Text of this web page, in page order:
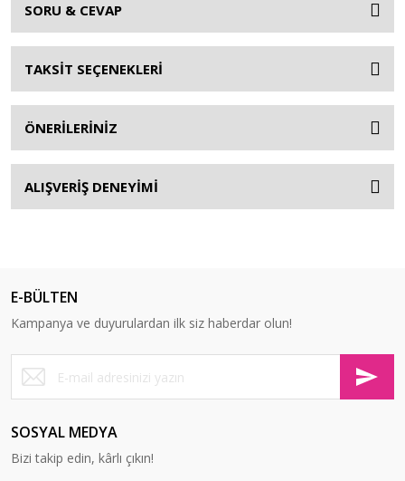
SORU & CEVAP
TAKSİT SEÇENEKLERİ
ÖNERİLERİNİZ
ALIŞVERİŞ DENEYİMİ
E-BÜLTEN
Kampanya ve duyurulardan ilk siz haberdar olun!
SOSYAL MEDYA
Bizi takip edin, kârlı çıkın!